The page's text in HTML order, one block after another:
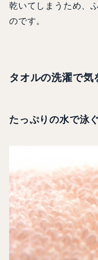
乾いてしまうため、
のです。
タオルの洗濯で気
たっぷりの水で泳